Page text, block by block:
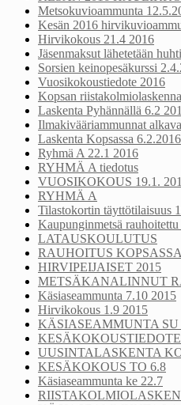
Metsokuvioammunta
Kesän 2016
Hirvikokous 21.4 2016
Jäsenmaksut lähetetään
Sorsien keinopesäkurssi
Vuosikokoustiedote 2016
Kopsan
Laskenta Pyhännällä 6.2
Ilmakivääriammunnat
Laskenta Kopsassa 6.2.2016
Ryhmä A 22.1 2016
RYHMÄ A tiedotus
VUOSIKOKOUS 19.1.
RYHMÄ A
Tilastokortin täyttötilaisuus
Kaupunginmetsä
LATAUSKOULUTUS
RAUHOITUS KOPSASSA
HIRVIPEIJAISET 2015
METSÄKANALINNUT
Käsiaseammunta 7.10 2015
Hirvikokous 1.9 2015
KÄSIASEAMMUNTA SU
KESÄKOKOUSTIEDOTE
UUSINTALASKENTA
KESÄKOKOUS TO 6.8
Käsiaseammunta ke 22.7